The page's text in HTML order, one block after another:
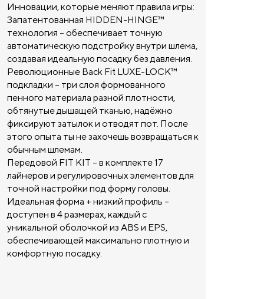
Инновации, которые меняют правила игры:
Запатентованная HIDDEN-HINGE™
технология – обеспечивает точную
автоматическую подстройку внутри шлема,
создавая идеальную посадку без давления.
Революционные Back Fit LUXE-LOCK™
подкладки – три слоя формованного
пенного материала разной плотности,
обтянутые дышащей тканью, надёжно
фиксируют затылок и отводят пот. После
этого опыта ты не захочешь возвращаться к
обычным шлемам.
Передовой FIT KIT – в комплекте 17
лайнеров и регулировочных элементов для
точной настройки под форму головы.
Идеальная форма + низкий профиль –
доступен в 4 размерах, каждый с
уникальной оболочкой из ABS и EPS,
обеспечивающей максимально плотную и
комфортную посадку.